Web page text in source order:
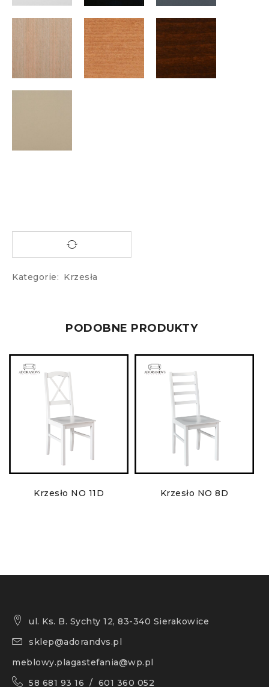
Kategorie: Krzesła
PODOBNE PRODUKTY
Krzesło NO 11D Krzesło NO 8D
ul. Ks. B. Sychty 12, 83-340 Sierakowice
sklep@adorandvs.pl
meblowy.plagastefania@wp.pl
58 681 93 16 / 601 360 052